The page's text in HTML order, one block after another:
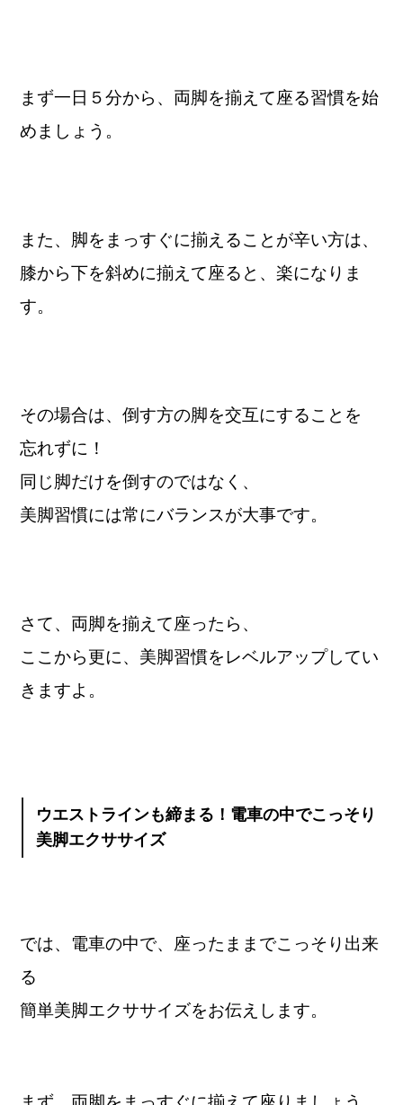
まず一日５分から、両脚を揃えて座る習慣を始
めましょう。
また、脚をまっすぐに揃えることが辛い方は、
膝から下を斜めに揃えて座ると、 楽になりま
す。
その場合は、倒す方の脚を交互にすることを
忘れずに！
同じ脚だけを倒すのではなく、
美脚習慣には常にバランスが大事です。
さて、両脚を揃えて座ったら、
ここから更に、美脚習慣をレベルアップしてい
きますよ。
ウエストラインも締まる！電車の中でこっそり
美脚エクササイズ
では、電車の中で、座ったままでこっそり出来
る
簡単美脚エクササイズをお伝えします。